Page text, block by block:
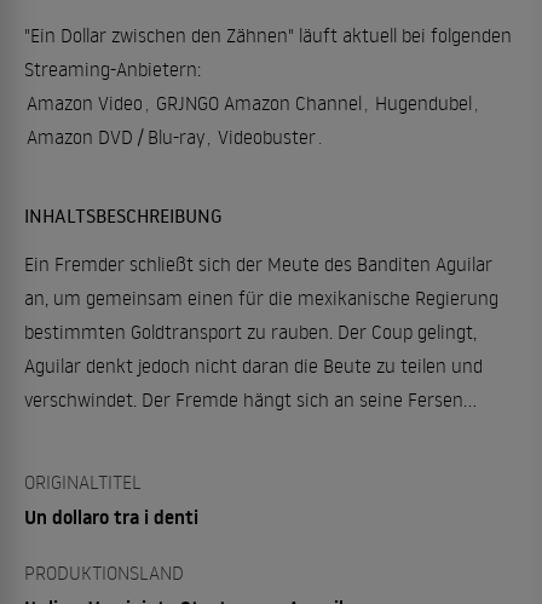
"Ein Dollar zwischen den Zähnen" läuft aktuell bei folgenden
Streaming-Anbietern:
Amazon Video
GRJNGO Amazon Channel Hugendubel
Amazon DVD / Blu-ray Videobuster
INHALTSBESCHREIBUNG
Ein Fremder schließt sich der Meute des Banditen Aguilar
an, um gemeinsam einen für die mexikanische Regierung
bestimmten Goldtransport zu rauben. Der Coup gelingt,
Aguilar denkt jedoch nicht daran die Beute zu teilen und
verschwindet. Der Fremde hängt sich an seine Fersen...
ORIGINALTITEL
Un dollaro tra i denti
PRODUKTIONSLAND